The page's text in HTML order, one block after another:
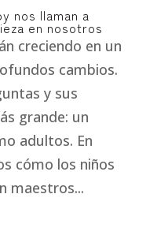
nos llaman a
en nosotros
creciendo en un
cambios.
y sus
grande: un
adultos. En
cómo los niños
maestros...